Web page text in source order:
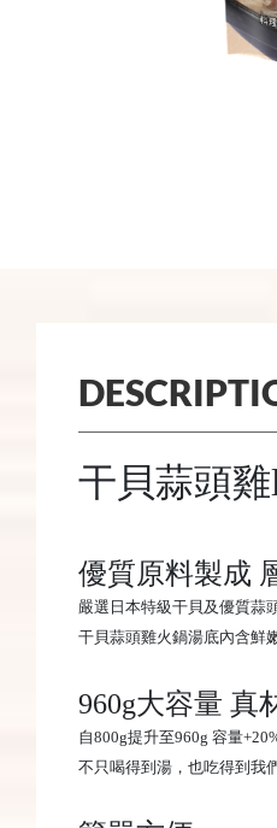
干貝蒜頭
優質原料製成
嚴選日本特級干貝及優質蒜
干貝蒜頭雞火鍋湯底內含鮮
960g大容量 真
自800g提升至960g 容量
不只喝得到湯，也吃得到我